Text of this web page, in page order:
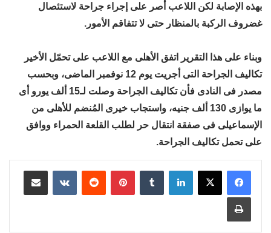
بهذه الإصابة لكن اللاعب أصر على إجراء جراحة لاستئصال
غضروف الركبة بالمنظار حتى لا تتفاقم الأمور.
وبناء على هذا التقرير اتفق الأهلى مع اللاعب على تحمّل الأخير
تكاليف الجراحة التى أجريت يوم 12 نوفمبر الماضى، وبحسب
مصدر فى النادى فأن تكاليف الجراحة وصلت لـ15 ألف يورو أى
ما يوازى 130 ألف جنيه، واستجاب خيرى المُنضم للأهلى من
الإسماعيلى فى صفقة انتقال حر لطلب القلعة الحمراء ووافق
على تحمل تكاليف الجراحة.
لينكدإن بينتيريست
مشاركة عبر البريد
طباعة